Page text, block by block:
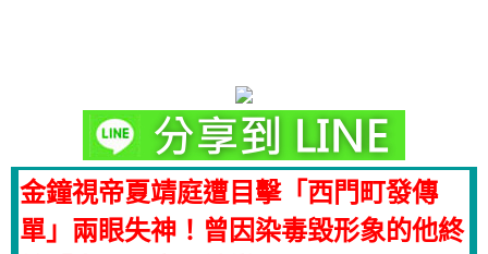
金鐘視帝夏靖庭遭目擊「西門町發傳
單」兩眼失神！曾因染毒毀形象的他終